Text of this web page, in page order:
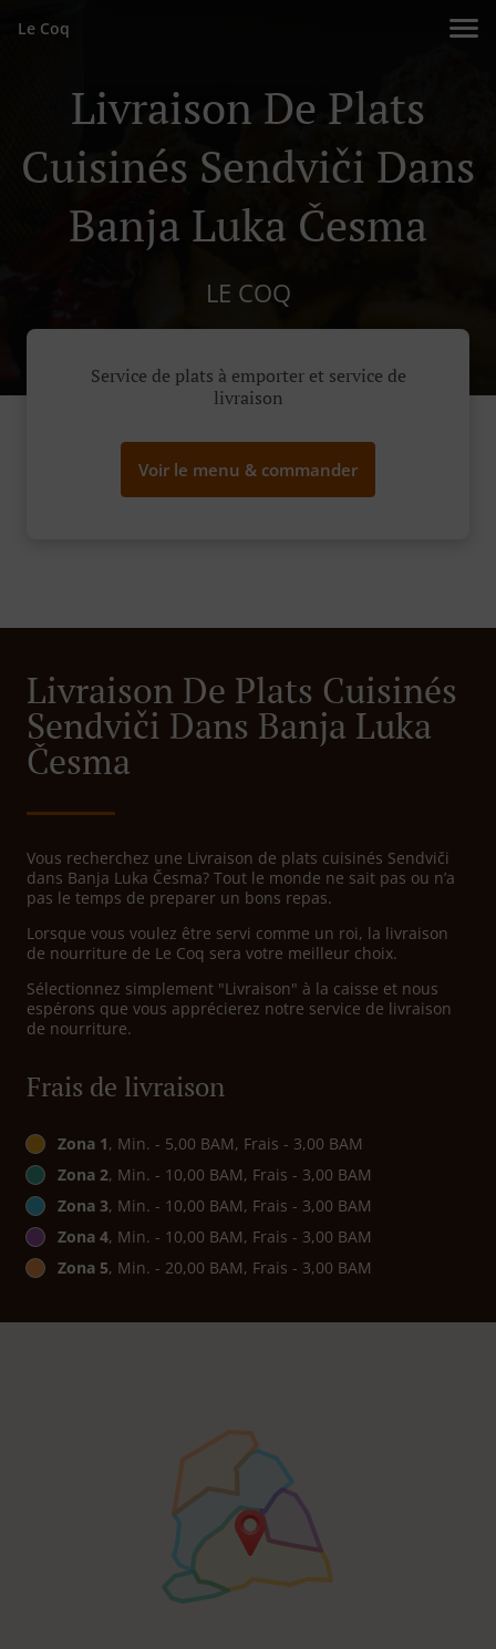
Le Coq
Livraison De Plats
Cuisinés Sendviči Dans
Banja Luka Česma
LE COQ
Service de plats à emporter et service de
livraison
Voir le menu & commander
Livraison De Plats Cuisinés
Sendviči Dans Banja Luka
Česma
Vous recherchez une Livraison de plats cuisinés Sendviči
dans Banja Luka Česma? Tout le monde ne sait pas ou n’a
pas le temps de preparer un bons repas.
Lorsque vous voulez être servi comme un roi, la livraison
de nourriture de Le Coq sera votre meilleur choix.
Sélectionnez simplement "Livraison" à la caisse et nous
espérons que vous apprécierez notre service de livraison
de nourriture.
Frais de livraison
Zona 1, Min. - 5,00 BAM, Frais - 3,00 BAM
Zona 2, Min. - 10,00 BAM, Frais - 3,00 BAM
Zona 3, Min. - 10,00 BAM, Frais - 3,00 BAM
Zona 4, Min. - 10,00 BAM, Frais - 3,00 BAM
Zona 5, Min. - 20,00 BAM, Frais - 3,00 BAM